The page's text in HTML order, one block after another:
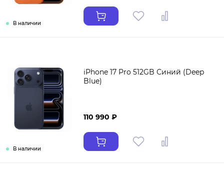
В наличии
В наличии
iPhone 17 Pro 512GB Синий (Deep
Blue)
110 990 ₽